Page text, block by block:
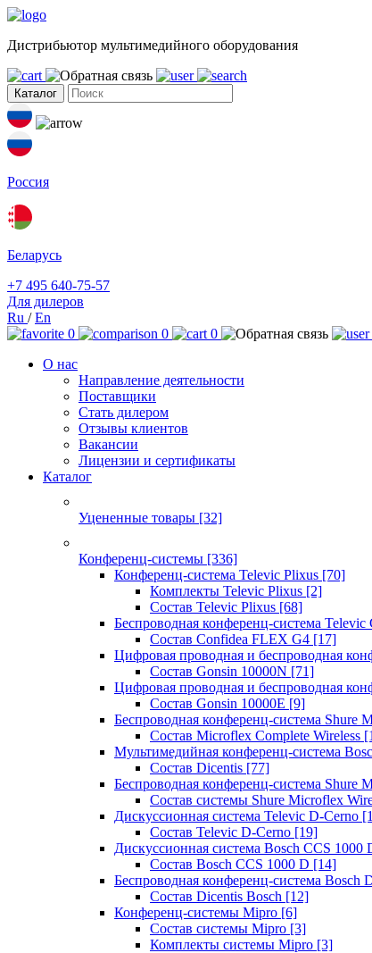
Дистрибьютор мультимедийного оборудования
Каталог
Россия
Беларусь
+7 495 640-75-57
Для дилеров
Ru /En
0
0
0
О нас
Направление деятельности
Поставщики
Стать дилером
Отзывы клиентов
Вакансии
Лицензии и сертификаты
Каталог
Уцененные товары [32]
Конференц-системы [336]
Конференц-система Televic Plixus [70]
Комплекты Televic Plixus [2]
Состав Televic Plixus [68]
Беспроводная конференц-система
Состав Confidea FLEX G4 [17]
Цифровая проводная и беспроводная
Состав Gonsin 10000N [71]
Цифровая проводная и беспроводная
Состав Gonsin 10000E [9]
Беспроводная конференц-система Shure
Состав Microflex Complete Wireless
Мультимедийная конференц-система
Состав Dicentis [77]
Беспроводная конференц-система Shure
Состав системы Shure Microflex
Дискуссионная система Televic D-Cerno
Состав Televic D-Cerno [19]
Дискуссионная система Bosch CCS 1000
Состав Bosch CCS 1000 D [14]
Беспроводная конференц-система Bosch
Состав Dicentis Bosch [12]
Конференц-системы Mipro [6]
Состав системы Mipro [3]
Комплекты системы Mipro [3]